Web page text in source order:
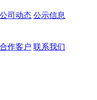
公司动态 公示信息
合作客户 联系我们